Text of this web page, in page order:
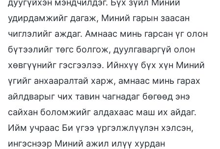
удирдамжийг дагаж, Миний гарын заасан
чиглэлийг аждаг. Амнаас минь гарсан үг олон
бүтээлийг төгс болгож, дуулгаваргүй олон
хөвгүүнийг гэсгээлээ. Ийнхүү бүх хүн Миний
үгийг анхааралтай харж, амнаас минь гарах
айлдварыг чих тавин чагнадаг бөгөөд энэ
сайхан боломжийг алдахаас маш их айдаг.
Ийм учраас Би үгээ үргэлжлүүлэн хэлсэн,
ингэснээр Миний ажил илүү хурдан